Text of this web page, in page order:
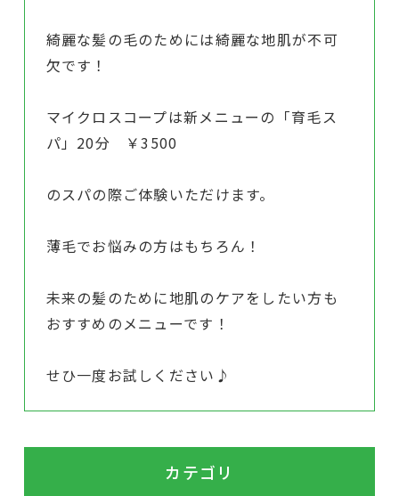
綺麗な髪の毛のためには綺麗な地肌が不可
欠です！
マイクロスコープは新メニューの「育毛ス
パ」20分 ￥3500
のスパの際ご体験いただけます。
薄毛でお悩みの方はもちろん！
未来の髪のために地肌のケアをしたい方も
おすすめのメニューです！
せひ一度お試しください♪
カテゴリ